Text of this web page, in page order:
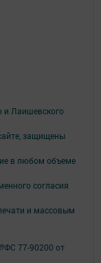
и Лаишевского
защищены
в любом объеме
согласия
и массовым
77-90200 от